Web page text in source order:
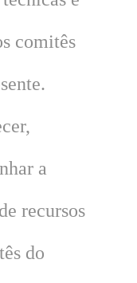
comitês
a
recursos
do